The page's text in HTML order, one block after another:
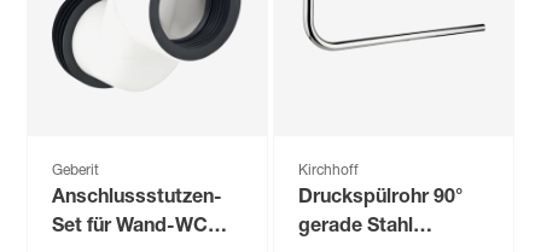
Geberit
Anschlussstutzen-
Set für Wand-WC
Kirchhoff
Druckspülrohr 90°
gerade Stahl